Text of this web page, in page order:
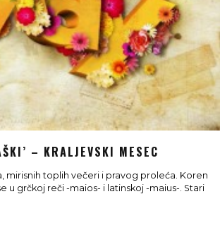
– KRALJEVSKI MESEC
mirisnih toplih večeri i pravog proleća. Koren
u grčkoj reči -maios- i latinskoj -maius-. Stari